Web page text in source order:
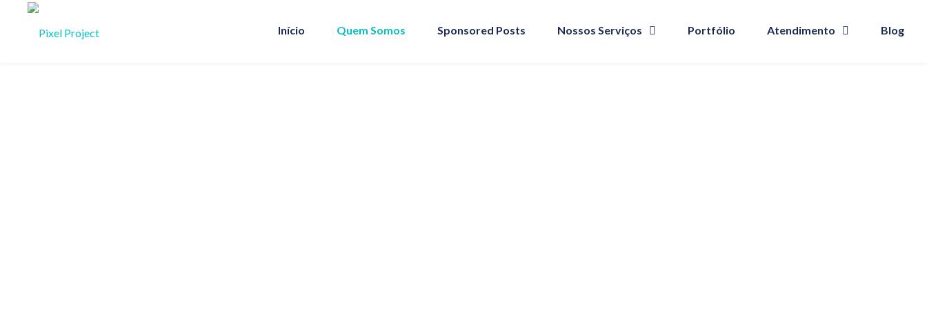
Início Quem Somos Sponsored Posts Nossos Serviços Portfólio Atendimento Blog